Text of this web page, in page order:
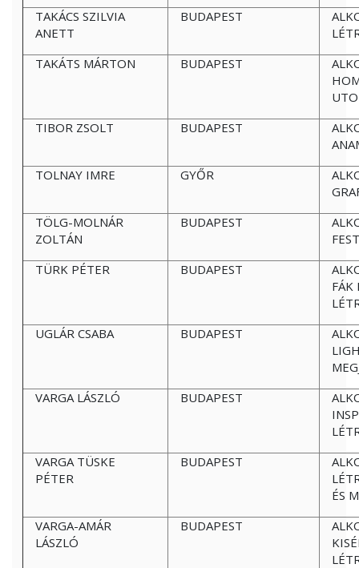
TAKÁCS SZILVIA
ANETT
BUDAPEST
TAKÁTS MÁRTON
BUDAPEST
TIBOR ZSOLT
BUDAPEST
TOLNAY IMRE
GYŐR
TÖLG-MOLNÁR
ZOLTÁN
BUDAPEST
TÜRK PÉTER
BUDAPEST
FÁK
UGLÁR CSABA
BUDAPEST
VARGA LÁSZLÓ
BUDAPEST
VARGA TÜSKE
PÉTER
BUDAPEST
ÉS
VARGA-AMÁR
LÁSZLÓ
BUDAPEST